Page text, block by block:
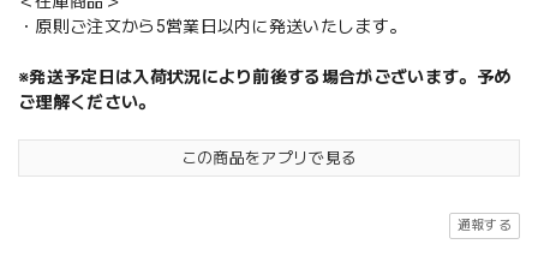
・原則ご注文から5営業日以内に発送いたします。
※発送予定日は入荷状況により前後する場合がございます。予め
ご理解ください。
この商品をアプリで見る
通報する